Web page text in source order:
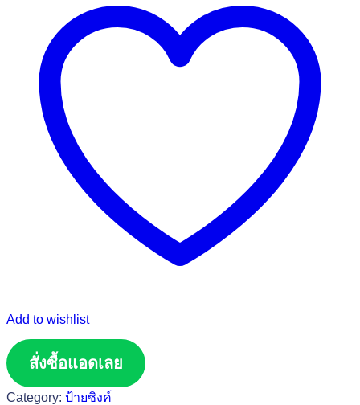
Add to wishlist
สั่งซื้อแอดเลย
Category: ป้ายซิงค์